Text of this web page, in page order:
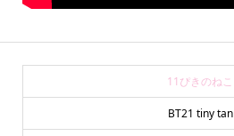
11ぴきのねこ
BT21 tiny tan